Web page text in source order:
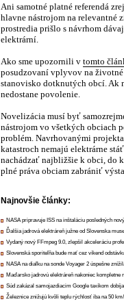
Ani samotné platné referendá
hlavne nástrojom na relevantné
prostredia prišlo s návrhom
elektrární.
Ako sme upozornili v tomto
posudzovaní vplyvov na
stanovisko dotknutých obcí. Ak
nedostane povolenie.
Novelizácia musí byť
nástrojom vo všetkých obciach
problém. Navrhovanými
katastroch nemajú elektrárne
nachádzať najbližšie k obci, do
plné práva obciam zabrániť
Najnovšie články:
NASA pripravuje ISS na inštaláciu posledných
Ďalšia jadrová elektráreň južne od Slovenska
Vydaný nový FFmpeg 9.0, zlepšil akceleráciu
Slovenská sporiteľňa bude mať cez víkend
NASA na diaľku na sonde Voyager 2 úspešne
Maďarsko jadrovú elektráreň nakoniec kompletne
Súd zakázal samojazdiacim Google taxíkom
Železnice znižujú kvôli teplu rýchlosť iba na 50